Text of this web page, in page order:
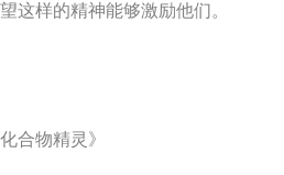
这样的精神能够激励他们。
合物精灵》